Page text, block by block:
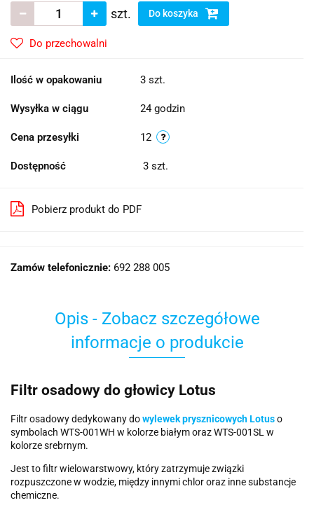
szt. Do koszyka
Do przechowalni
Ilość w opakowaniu 3 szt.
Wysyłka w ciągu 24 godzin
Cena przesyłki 12
Dostępność 3 szt.
Pobierz produkt do PDF
Zamów telefonicznie: 692 288 005
Opis - Zobacz szczegółowe
informacje o produkcie
Filtr osadowy do głowicy Lotus
Filtr osadowy dedykowany dowylewek prysznicowych Lotuso
symbolach WTS-001WH w kolorze białym oraz WTS-001SL w
kolorze srebrnym.
Jest to filtr wielowarstwowy, który zatrzymuje związki
rozpuszczone w wodzie, między innymi chlor oraz inne substancje
chemiczne.